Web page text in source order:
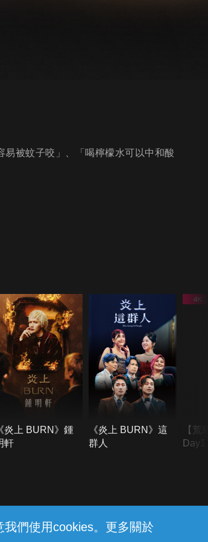
們使用cookies。更多關於
被蚊子咬」、「喝檸檬水可以中和酸
《炎上 BURN》鍾
軒
《炎上 BURN》這
群人
【荒